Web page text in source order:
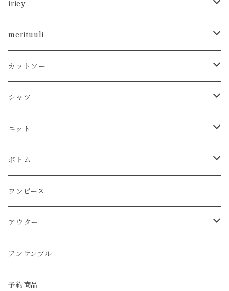
iriey
カットソー
タンクトップ
Tシャツ
ベスト
カーディガン
シャツ
シャツ
プルオーバー
ニット
プルオーバー
パーカー
ボトム
パンツ
スカート
ワンピース
アウター
ブルゾン
ジャケット
アンサンブル
merituuli
カットソー
カーディガン
プルオーバー
シャツ
ニット
カーディガン
プルオーバー
ボトム
ワンピース
アウター
ベスト
ジャケット
アンサンブル
カットソー
タンクトップ
Tシャツ
プルオーバー
チュニック
パーカー
ワンピース
ベスト
シャツ
シャツ
プルオーバー
チュニック
ワンピース
カーディガン
パーカー
ニット
プルオーバー
パーカー
カーディガン
ワンピース
ベスト
ボトム
パンツ
スカート
ワンピース
アウター
ブルゾン
ジャケット
アンサンブル
予約商品